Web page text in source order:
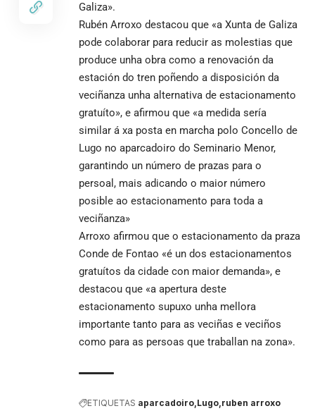
Galiza».
Rubén Arroxo destacou que «a Xunta de Galiza
pode colaborar para reducir as molestias que
produce unha obra como a renovación da
estación do tren poñendo a disposición da
veciñanza unha alternativa de estacionamento
gratuíto», e afirmou que «a medida sería
similar á xa posta en marcha polo Concello de
Lugo no aparcadoiro do Seminario Menor,
garantindo un número de prazas para o
persoal, mais adicando o maior número
posible ao estacionamento para toda a
veciñanza»
Arroxo afirmou que o estacionamento da praza
Conde de Fontao «é un dos estacionamentos
gratuítos da cidade con maior demanda», e
destacou que «a apertura deste
estacionamento supuxo unha mellora
importante tanto para as veciñas e veciños
como para as persoas que traballan na zona».
ETIQUETAS aparcadoiro Lugo ruben arroxo